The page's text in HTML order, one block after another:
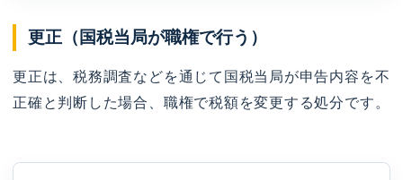
更正（国税当局が職権で行う）
更正は、税務調査などを通じて国税当局が申告内容を不
正確と判断した場合、職権で税額を変更する処分です。